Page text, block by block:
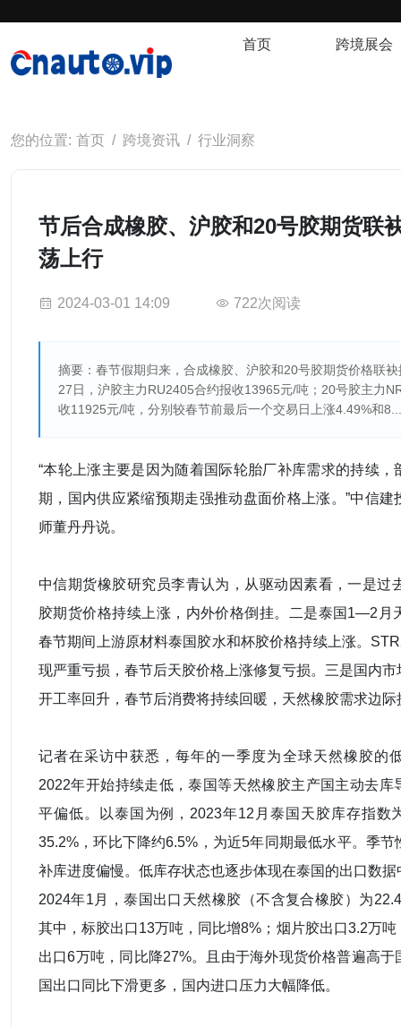
首页 跨境展会
首页 跨境资讯 行业洞察
节后合成橡胶、沪胶和20号胶期货联
荡上行
2024-03-01 14:09 722次阅读
摘要：春节假期归来，合成橡胶、沪胶和20号胶期货价格联
27日，沪胶主力RU2405合约报收13965元/吨；20号胶主力
收11925元/吨，分别较春节前最后一个交易日上涨4.49%和8...
“本轮上涨主要是因为随着国际轮胎厂补库需求的持续，
期，国内供应紧缩预期走强推动盘面价格上涨。”中信建
师董丹丹说。
中信期货橡胶研究员李青认为，从驱动因素看，一是
胶期货价格持续上涨，内外价格倒挂。二是泰国1—2月
春节期间上游原材料泰国胶水和杯胶价格持续上涨。
现严重亏损，春节后天胶价格上涨修复亏损。三是国内
开工率回升，春节后消费将持续回暖，天然橡胶需求边际
记者在采访中获悉，每年的一季度为全球天然橡胶的
2022年开始持续走低，泰国等天然橡胶主产国主动去库
平偏低。以泰国为例，2023年12月泰国天胶库存指数
35.2%，环比下降约6.5%，为近5年同期最低水平。季节
补库进度偏慢。低库存状态也逐步体现在泰国的出口数
2024年1月，泰国出口天然橡胶（不含复合橡胶）为
其中，标胶出口13万吨，同比增8%；烟片胶出口3.2万
出口6万吨，同比降27%。且由于海外现货价格普遍高于
国出口同比下滑更多，国内进口压力大幅降低。